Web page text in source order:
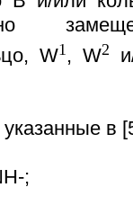
W1 , W2
в
;